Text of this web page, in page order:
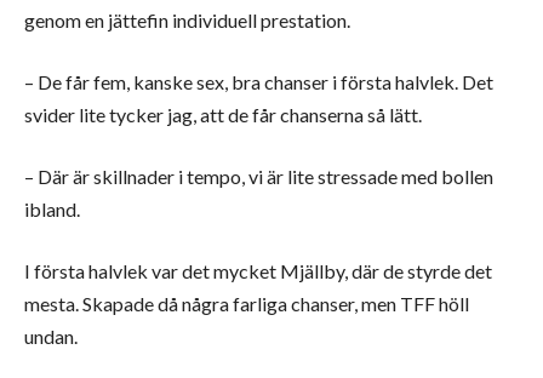
genom en jättefin individuell prestation.
– De får fem, kanske sex, bra chanser i första halvlek. Det
svider lite tycker jag, att de får chanserna så lätt.
– Där är skillnader i tempo, vi är lite stressade med bollen
ibland.
I första halvlek var det mycket Mjällby, där de styrde det
mesta. Skapade då några farliga chanser, men TFF höll
undan.